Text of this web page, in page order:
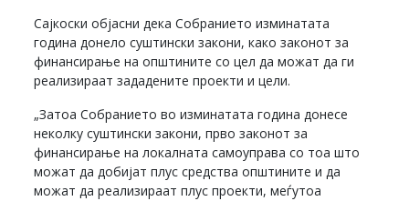
Сајкоски објасни дека Собранието изминатата
година донело суштински закони, како законот за
финансирање на општините со цел да можат да ги
реализираат зададените проекти и цели.
„Затоа Собранието во изминатата година донесе
неколку суштински закони, прво законот за
финансирање на локалната самоуправа со тоа што
можат да добијат плус средства општините и да
можат да реализираат плус проекти, меѓутоа